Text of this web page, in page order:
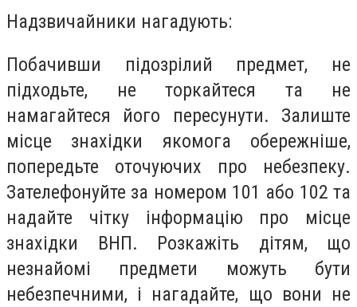
Надзвичайники нагадують:
Побачивши підозрілий предмет, не
підходьте, не торкайтеся та не
намагайтеся його пересунути. Залиште
місце знахідки якомога обережніше,
попередьте оточуючих про небезпеку.
Зателефонуйте за номером 101 або 102 та
надайте чітку інформацію про місце
знахідки ВНП. Розкажіть дітям, що
незнайомі предмети можуть бути
небезпечними, і нагадайте, що вони не